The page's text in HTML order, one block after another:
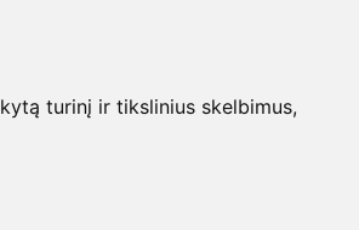
turinį ir tikslinius skelbimus,